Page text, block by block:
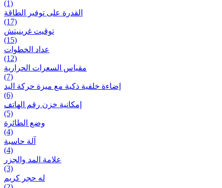
(1)
القدرة على توفير الطاقة
(17)
توقيت غرينيتش
(15)
عداد الخطوات
(12)
مقیاس السعرات الحرارية
(7)
إضاءة خلفية ذكية مع ميزة حرکة اليد
(6)
إمكانية خزن رقم الهاتف
(5)
وضع الطائرة
(4)
آلة حاسبة
(4)
علامة المد والجزر
(3)
له حجر كريم